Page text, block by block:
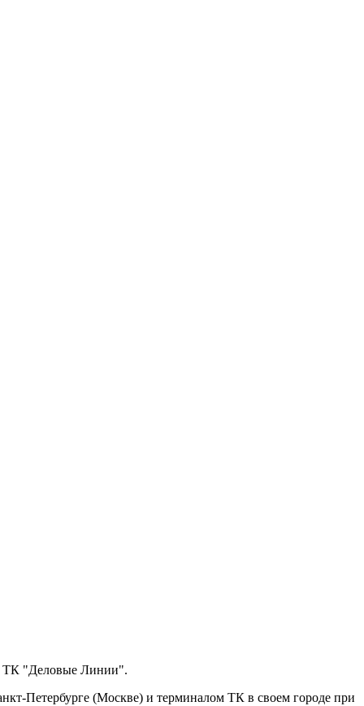
ТК "Деловые Линии".
Петербурге (Москве) и терминалом ТК в своем городе при